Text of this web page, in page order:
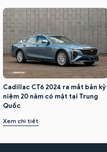
Cadillac CT6 2024 ra mắt bản kỷ
niệm 20 năm có mặt tại Trung
Quốc
Xem chi tiết